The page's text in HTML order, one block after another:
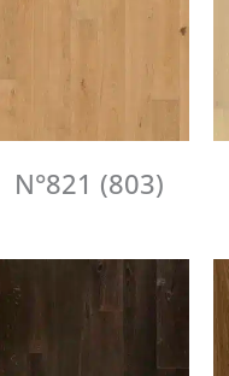
N°821 (803)